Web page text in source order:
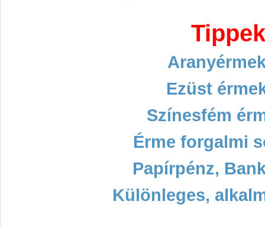
Ezüst
Színesfém
Érme forgalmi
Papírpénz,
Különleges,